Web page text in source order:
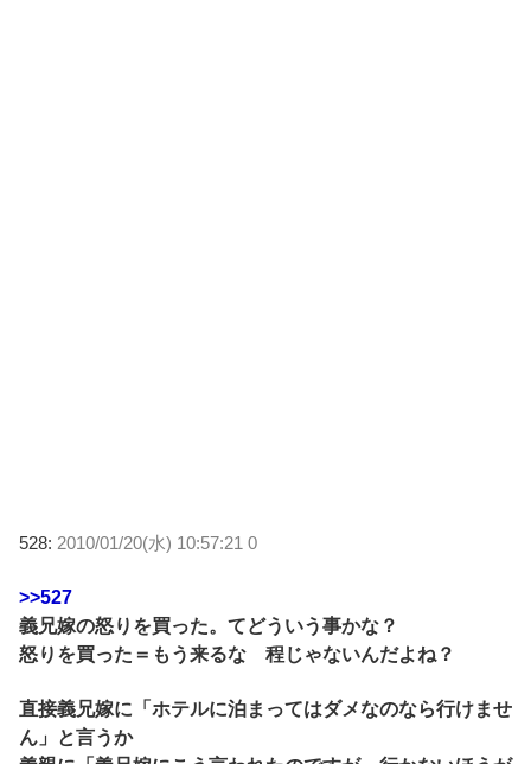
528: 2010/01/20(水) 10:57:21 0
>>527
義兄嫁の怒りを買った。てどういう事かな？
怒りを買った＝もう来るな 程じゃないんだよね？
直接義兄嫁に「ホテルに泊まってはダメなのなら行けませ
ん」と言うか